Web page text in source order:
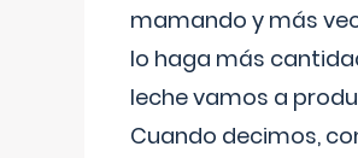
mamando y más
lo haga más
leche vamos a
Cuando decimos,